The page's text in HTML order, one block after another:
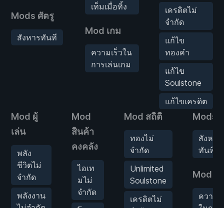
Mods ศัตรู
สังหารทันที
เท็มเมื่อทิ้ง
Mod เกม
ความเร็วใน
การเล่นเกม
เครดิตไม่
จำกัด
แก้ไข
ทองคำ
แก้ไข
Soulstone
แก้ไขเครดิต
Mod ผู้
เล่น
พลัง
ชีวิตไม่
จำกัด
พลังงาน
Mod
สินค้า
คงคลัง
ไอเท
มไม่
จำกัด
Mod สถิติ
ทองไม่
จำกัด
Unlimited
Soulstone
เครดิตไม่
Mods
สังหาร
ทันที
Mod เ
ความเ